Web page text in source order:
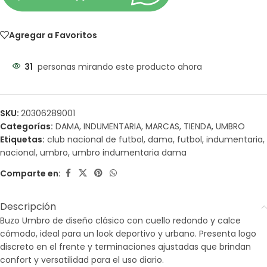
Agregar a Favoritos
31 personas mirando este producto ahora
SKU: 20306289001
Categorías: DAMA, INDUMENTARIA, MARCAS, TIENDA, UMBRO
Etiquetas: club nacional de futbol, dama, futbol, indumentaria,
nacional, umbro, umbro indumentaria dama
Comparte en:
Descripción
Buzo Umbro de diseño clásico con cuello redondo y calce
cómodo, ideal para un look deportivo y urbano. Presenta logo
discreto en el frente y terminaciones ajustadas que brindan
confort y versatilidad para el uso diario.